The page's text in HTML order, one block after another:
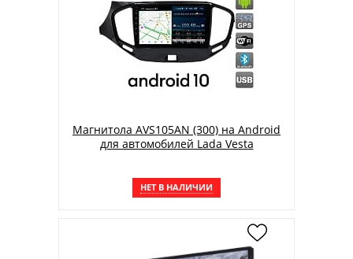
Магнитола AVS105AN (300) на Android
для автомобилей Lada Vesta
НЕТ В НАЛИЧИИ